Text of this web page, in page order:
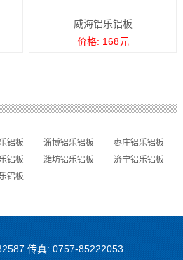
威海铝乐铝板
价格: 168元
铝板 淄博铝乐铝板
枣庄铝乐铝板
铝板 潍坊铝乐铝板
济宁铝乐铝板
铝板
传真: 0757-85222053